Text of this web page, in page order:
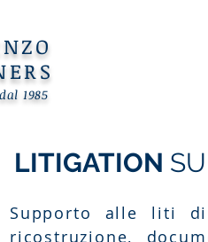
dal 1985
Supporto alle liti
ricostruzione,
LITIGATION